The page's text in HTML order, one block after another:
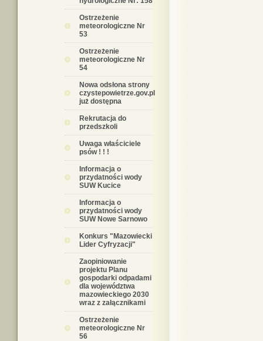
Ostrzeżenie
meteorologiczne Nr
53
Ostrzeżenie
meteorologiczne Nr
54
Nowa odsłona strony
czystepowietrze.gov.pl
już dostępna
Rekrutacja do
przedszkoli
Uwaga właściciele
psów ! ! !
Informacja o
przydatności wody
SUW Kucice
Informacja o
przydatności wody
SUW Nowe Sarnowo
Konkurs "Mazowiecki
Lider Cyfryzacji"
Zaopiniowanie
projektu Planu
gospodarki odpadami
dla województwa
mazowieckiego 2030
wraz z załącznikami
Ostrzeżenie
meteorologiczne Nr
56